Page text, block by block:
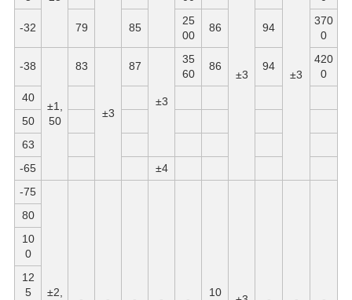
±3 ±3
-32 79 85
25
00
86 94
370
0
-38
±1,
50
83
±3
87
±3
35
60
86 94
420
0
40
50
63
-65
±4
-75
±2,
10
80
10
0
12
5